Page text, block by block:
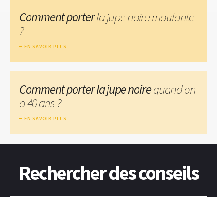
Comment porterla jupe noire moulante
?
EN SAVOIR PLUS
Comment porter la jupe noirequand on
a 40 ans ?
EN SAVOIR PLUS
Rechercher des conseils